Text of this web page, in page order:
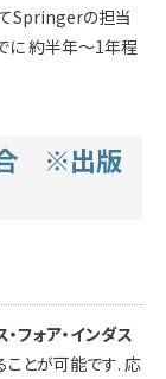
Springerの担当
に 約半年〜1年程
合 ※出版
・フォア・インダス
ことが可能です. 応